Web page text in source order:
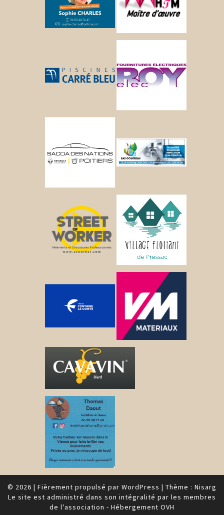
© 2026 | Fièrement propulsé par WordPress | Thème : Nisarg
Le site est administré dans son intégralité par les membres
de l'association - Hébergement OVH